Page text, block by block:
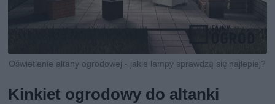
Oświetlenie altany ogrodowej - jakie lampy sprawdzą się najlepiej?
Kinkiet ogrodowy do altanki